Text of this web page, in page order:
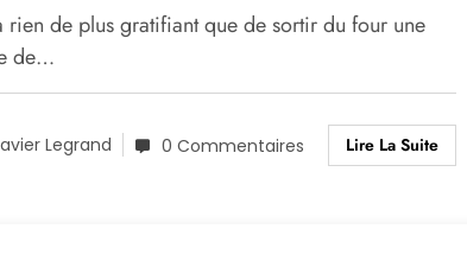
rien de plus gratifiant que de sortir du four une
de…
Legrand 0 Commentaires Lire La Suite